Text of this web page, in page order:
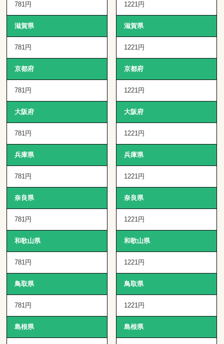
781円
滋賀県
781円
京都府
781円
大阪府
781円
兵庫県
781円
奈良県
781円
和歌山県
781円
鳥取県
781円
島根県
1221円
滋賀県
1221円
京都府
1221円
大阪府
1221円
兵庫県
1221円
奈良県
1221円
和歌山県
1221円
鳥取県
1221円
島根県